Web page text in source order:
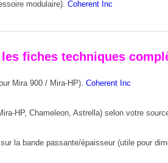
modulaire). Coherent Inc
fiches techniques
Mira 900 / Mira-HP). Coherent Inc
HP, Chameleon, Astrella) selon votre
la bande passante/épaisseur (utile pour